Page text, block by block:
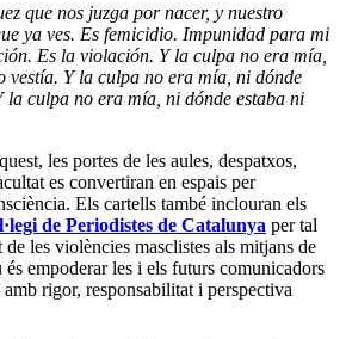
que nos juzga por nacer, y nuestro
ya ves. Es femicidio. Impunidad para mi
Es la violación. Y la culpa no era mía,
vestía. Y la culpa no era mía, ni dónde
la culpa no era mía, ni dónde estaba ni
les portes de les aules, despatxos,
es convertiran en espais per
Els cartells també inclouran els
de Periodistes de Catalunya per tal
les violències masclistes als mitjans de
empoderar les i els futurs comunicadors
rigor, responsabilitat i perspectiva